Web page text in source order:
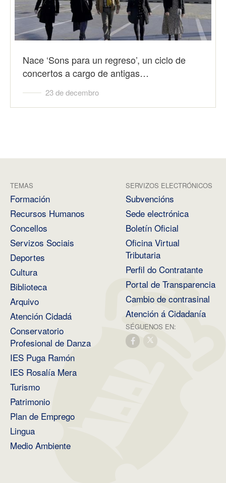
Nace ‘Sons para un regreso’, un ciclo de
concertos a cargo de antigas…
23 de decembro
TEMAS
Formación
Recursos Humanos
Concellos
Servizos Sociais
Deportes
Cultura
Biblioteca
Arquivo
Atención Cidadá
Conservatorio
Profesional de Danza
IES Puga Ramón
IES Rosalía Mera
Turismo
Patrimonio
Plan de Emprego
Lingua
Medio Ambiente
SERVIZOS ELECTRÓNICOS
Subvencións
Sede electrónica
Boletín Oficial
Oficina Virtual
Tributaria
Perfil do Contratante
Portal de Transparencia
Cambio de contrasinal
Atención á Cidadanía
SÉGUENOS EN: